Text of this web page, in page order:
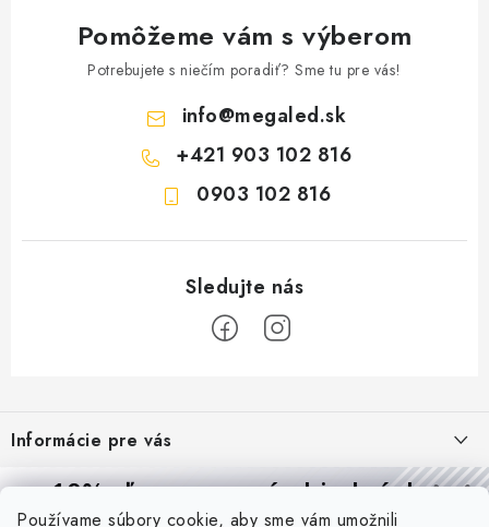
Používame súbory cookie, aby sme vám umožnili
Pomôžeme vám s výberom
Potrebujete s niečím poradiť? Sme tu pre vás!
info@megaled.sk
+421 903 102 816
0903 102 816
p
ä
Informácie pre vás
Reklamácie a formulár na odstúpenie od zmluvy
10% zľavana prvú objednávku